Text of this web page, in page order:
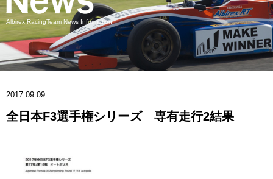
Albirex RacingTeam News Information
2017.09.09
全日本F3選手権シリーズ 専有走行2結果